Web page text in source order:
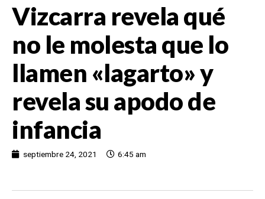
Vizcarra revela qué
no le molesta que lo
llamen «lagarto» y
revela su apodo de
infancia
septiembre 24, 2021 6:45 am